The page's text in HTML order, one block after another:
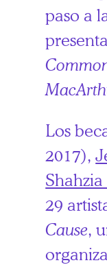
paso a
Los
2017),
29
Cause,